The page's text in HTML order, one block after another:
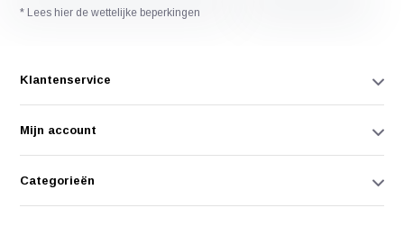
* Lees hier de wettelijke beperkingen
Klantenservice
Mijn account
Categorieën